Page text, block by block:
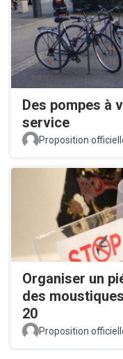
Des pompes à
service
Proposition
Organiser un
des
20
Proposition